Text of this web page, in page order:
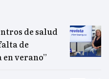
de salud
de
verano”